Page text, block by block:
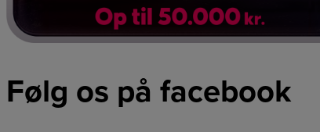
Følg os på facebook